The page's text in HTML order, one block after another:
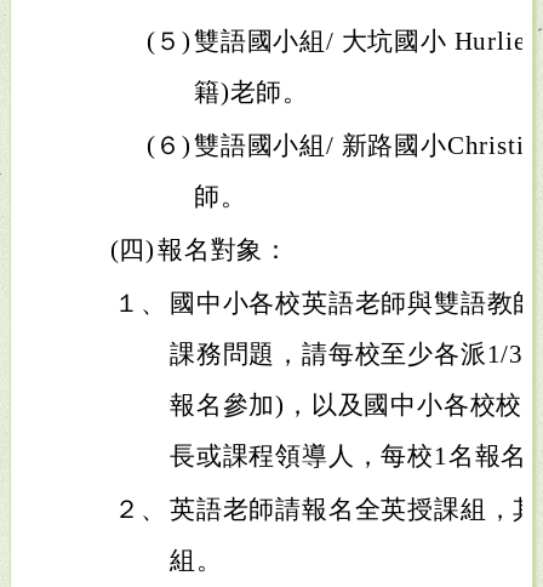
(５)雙語國小組/ 大坑國小 Hurlie
籍)老師。
(６)雙語國小組/ 新路國小
師。
(四)報名對象：
１、
國中小各校英語老師與雙語教
課務問題，請每校至少各派1/3
報名參加)，以及國中小各校校
長或課程領導人，每校1名報名
２、 英語老師請報名全英授課組，
組。